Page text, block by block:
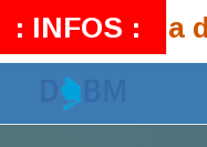
: INFOS :
que la